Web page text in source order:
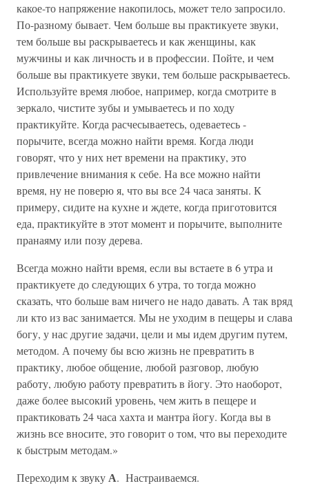
какое-то напряжение накопилось, может тело запросило.
По-разному бывает. Чем больше вы практикуете звуки,
тем больше вы раскрываетесь и как женщины, как
мужчины и как личность и в профессии. Пойте, и чем
больше вы практикуете звуки, тем больше раскрываетесь.
Используйте время любое, например, когда смотрите в
зеркало, чистите зубы и умываетесь и по ходу
практикуйте. Когда расчесываетесь, одеваетесь -
порычите, всегда можно найти время. Когда люди
говорят, что у них нет времени на практику, это
привлечение внимания к себе. На все можно найти
время, ну не поверю я, что вы все 24 часа заняты. К
примеру, сидите на кухне и ждете, когда приготовится
еда, практикуйте в этот момент и порычите, выполните
пранаяму или позу дерева.
Всегда можно найти время, если вы встаете в 6 утра и
практикуете до следующих 6 утра, то тогда можно
сказать, что больше вам ничего не надо давать. А так вряд
ли кто из вас занимается. Мы не уходим в пещеры и слава
богу, у нас другие задачи, цели и мы идем другим путем,
методом. А почему бы всю жизнь не превратить в
практику, любое общение, любой разговор, любую
работу, любую работу превратить в йогу. Это наоборот,
даже более высокий уровень, чем жить в пещере и
практиковать 24 часа хахта и мантра йогу. Когда вы в
жизнь все вносите, это говорит о том, что вы переходите
к быстрым методам.»
Переходим к звукуА. Настраиваемся.